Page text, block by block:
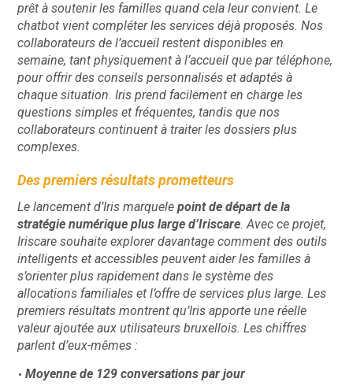
prêt à soutenir les familles quand cela leur convient. Le
chatbot vient compléter les services déjà proposés. Nos
collaborateurs de l’accueil restent disponibles en
semaine, tant physiquement à l’accueil que par téléphone,
pour offrir des conseils personnalisés et adaptés à
chaque situation. Iris prend facilement en charge les
questions simples et fréquentes, tandis que nos
collaborateurs continuent à traiter les dossiers plus
complexes.
Des premiers résultats prometteurs
Le lancement d’Iris marquelepoint de départ de la
stratégie numérique plus large d’Iriscare. Avec ce projet,
Iriscare souhaite explorer davantage comment des outils
intelligents et accessibles peuvent aider les familles à
s’orienter plus rapidement dans le système des
allocations familiales et l’offre de services plus large. Les
premiers résultats montrent qu’Iris apporte une réelle
valeur ajoutée aux utilisateurs bruxellois. Les chiffres
parlent d’eux-mêmes :
Moyenne de 129 conversations par jour